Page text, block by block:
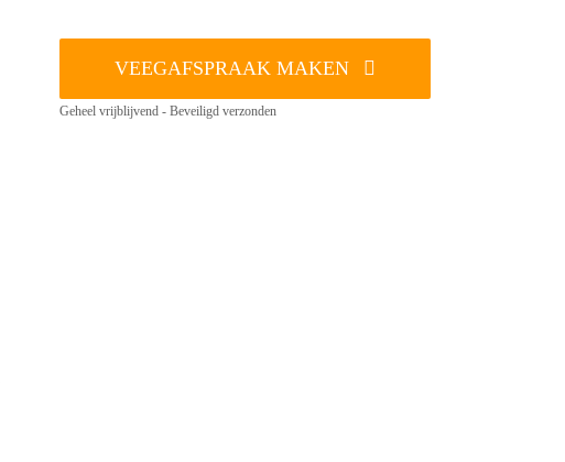
VEEGAFSPRAAK MAKEN
Geheel vrijblijvend - Beveiligd verzonden